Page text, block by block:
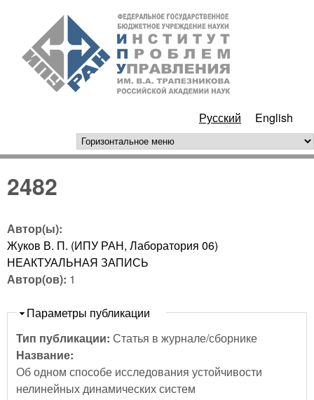
Перейти к основному
содержанию
РАН
Русский English
горизонтальное меню
2482
Автор(ы):
Жуков В. П. (ИПУ РАН, Лаборатория 06)
НЕАКТУАЛЬНАЯ ЗАПИСЬ
Автор(ов): 1
Скрыть
Параметры публикации
Тип публикации: Статья в журнале/сборнике
Название:
Об одном способе исследования устойчивости
нелинейных динамических систем